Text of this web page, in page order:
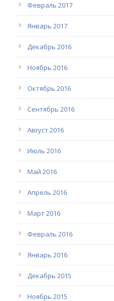
Февраль 2017
Январь 2017
Декабрь 2016
Ноябрь 2016
Октябрь 2016
Сентябрь 2016
Август 2016
Июль 2016
Май 2016
Апрель 2016
Март 2016
Февраль 2016
Январь 2016
Декабрь 2015
Ноябрь 2015